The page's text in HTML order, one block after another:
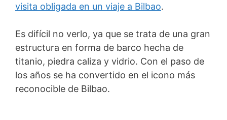
visita obligada en un viaje a Bilbao.
Es difícil no verlo, ya que se trata de una gran
estructura en forma de barco hecha de
titanio, piedra caliza y vidrio. Con el paso de
los años se ha convertido en el icono más
reconocible de Bilbao.